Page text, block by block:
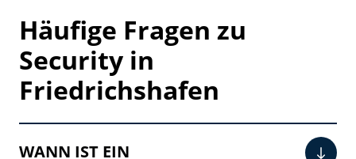
Häufige Fragen zu
Security in
Friedrichshafen
WANN IST EIN